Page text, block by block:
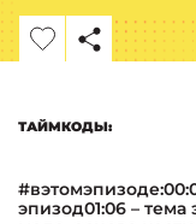
ТАЙМКОДЫ:
эпизод01:06 –